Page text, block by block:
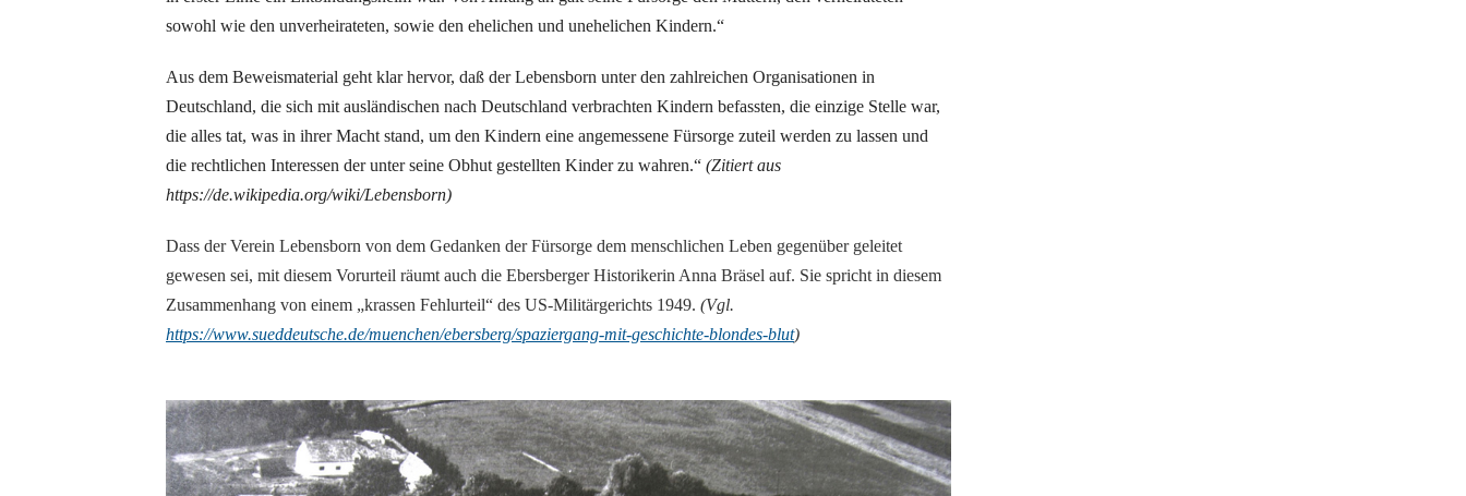
sowohl wie den unverheirateten, sowie den ehelichen und unehelichen Kindern.“
Aus dem Beweismaterial geht klar hervor, daß der Lebensborn unter den zahlreichen Organisationen in
Deutschland, die sich mit ausländischen nach Deutschland verbrachten Kindern befassten, die einzige Stelle war,
die alles tat, was in ihrer Macht stand, um den Kindern eine angemessene Fürsorge zuteil werden zu lassen und
die rechtlichen Interessen der unter seine Obhut gestellten Kinder zu wahren.“ (Zitiert aus
https://de.wikipedia.org/wiki/Lebensborn)
Dass der Verein Lebensborn von dem Gedanken der Fürsorge dem menschlichen Leben gegenüber geleitet
gewesen sei, mit diesem Vorurteil räumt auch die Ebersberger Historikerin Anna Bräsel auf. Sie spricht in diesem
Zusammenhang von einem „krassen Fehlurteil“ des US-Militärgerichts 1949. (Vgl.
https://www.sueddeutsche.de/muenchen/ebersberg/spaziergang-mit-geschichte-blondes-blut)